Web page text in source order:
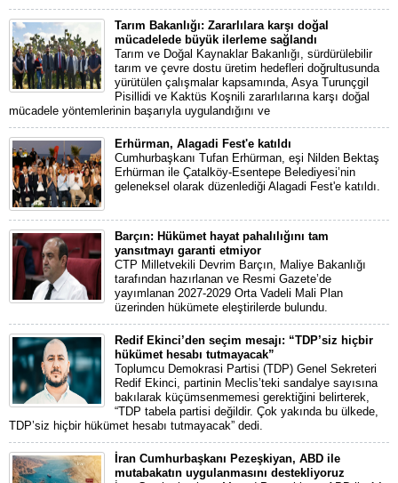
Tarım Bakanlığı: Zararlılara karşı doğal
mücadelede büyük ilerleme sağlandı
Tarım ve Doğal Kaynaklar Bakanlığı, sürdürülebilir
tarım ve çevre dostu üretim hedefleri doğrultusunda
yürütülen çalışmalar kapsamında, Asya Turunçgil
Pisillidi ve Kaktüs Koşnili zararlılarına karşı doğal
mücadele yöntemlerinin başarıyla uygulandığını ve
Erhürman, Alagadi Fest'e katıldı
Cumhurbaşkanı Tufan Erhürman, eşi Nilden Bektaş
Erhürman ile Çatalköy-Esentepe Belediyesi’nin
geleneksel olarak düzenlediği Alagadi Fest'e katıldı.
Barçın: Hükümet hayat pahalılığını tam
yansıtmayı garanti etmiyor
CTP Milletvekili Devrim Barçın, Maliye Bakanlığı
tarafından hazırlanan ve Resmi Gazete’de
yayımlanan 2027-2029 Orta Vadeli Mali Plan
üzerinden hükümete eleştirilerde bulundu.
Redif Ekinci’den seçim mesajı: “TDP’siz hiçbir
hükümet hesabı tutmayacak”
Toplumcu Demokrasi Partisi (TDP) Genel Sekreteri
Redif Ekinci, partinin Meclis’teki sandalye sayısına
bakılarak küçümsenmemesi gerektiğini belirterek,
“TDP tabela partisi değildir. Çok yakında bu ülkede,
TDP’siz hiçbir hükümet hesabı tutmayacak” dedi.
İran Cumhurbaşkanı Pezeşkiyan, ABD ile
mutabakatın uygulanmasını destekliyoruz